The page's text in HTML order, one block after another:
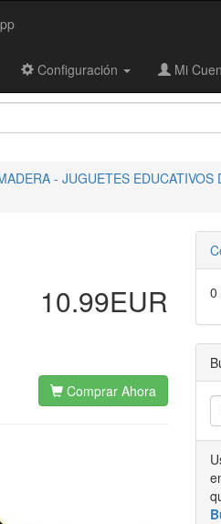
Configuración Mi
- JUGUETES EDUCATIVOS
10.99EUR
Comprar Ahora
0